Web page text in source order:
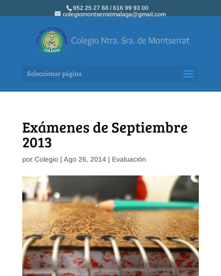
952 25 27 68 / 616 99 93 00
colegiomontserratmalaga@gmail.com
Seleccionar página
Exámenes de Septiembre
2013
por Colegio| Ago 26, 2014| Evaluación